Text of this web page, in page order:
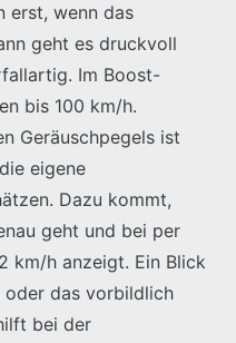
erst, wenn das
geht es druckvoll
Im Boost-
bis 100 km/h.
Geräuschpegels ist
eigene
Dazu kommt,
geht und bei per
km/h anzeigt. Ein Blick
das vorbildlich
bei der